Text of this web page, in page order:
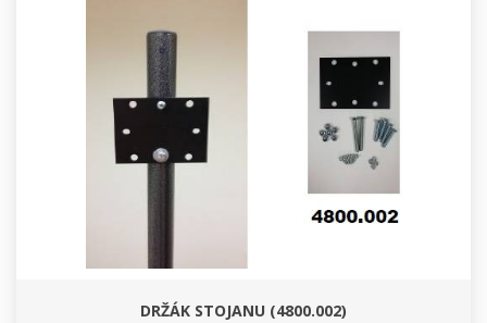
DRŽÁK STOJANU (4800.002)